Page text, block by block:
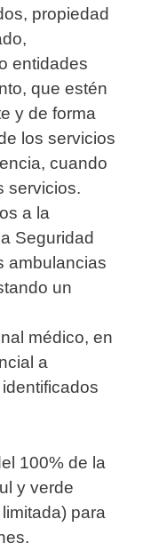
propiedad
entidades
que estén
y de forma
los servicios
cuando
servicios.
a la
Seguridad
ambulancias
un
médico, en
a
100% de la
y verde
para